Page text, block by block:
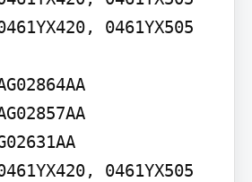
0461YX505
0461YX505